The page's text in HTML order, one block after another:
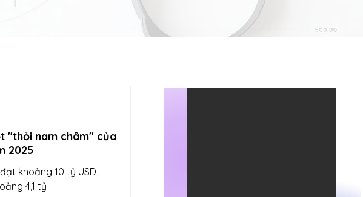
"thỏi nam châm" của
2025
khoảng 10 tỷ USD,
4,1 tỷ